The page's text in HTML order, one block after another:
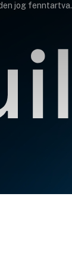
jog fenntartva.